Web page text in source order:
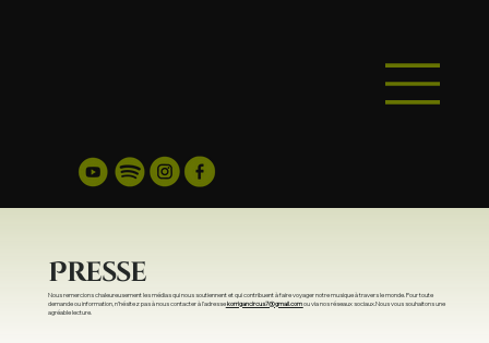
Presse
Nous remercions chaleureusement les médias qui nous soutiennent et qui contribuent à faire voyager notre musique à travers le monde. Pour toute
demande ou information, n’hésitez pas à nous contacter à l’adressekorrigancircus7@gmail.comou via nos réseaux sociaux.Nous vous souhaitons une
agréable lecture.